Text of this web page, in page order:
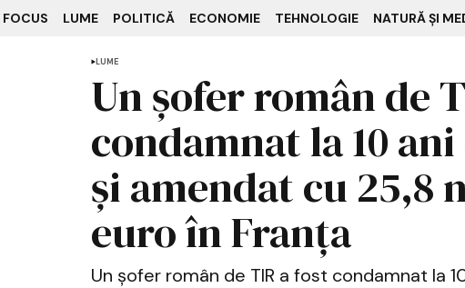
FOCUS LUME POLITICĂ ECONOMIE TEHNOLOGIE NATURĂ ȘI
LUME
Un șofer român de
condamnat la 10
și amendat cu 25,8
euro în Franța
Un șofer român de TIR a fost condamnat la